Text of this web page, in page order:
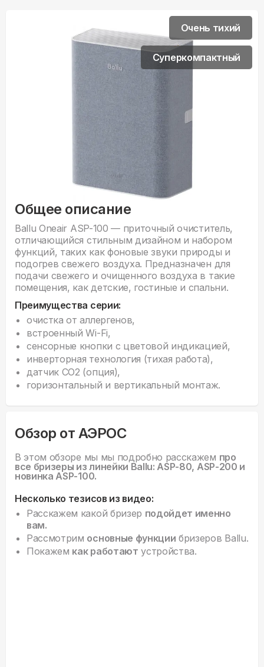
Общее описание
Ballu Oneair ASP-100 — приточный очиститель,
отличающийся стильным дизайном и набором
функций, таких как фоновые звуки природы и
подогрев свежего воздуха. Предназначен для
подачи свежего и очищенного воздуха в такие
помещения, как детские, гостиные и спальни.
Преимущества серии:
очистка от аллергенов,
встроенный Wi-Fi,
сенсорные кнопки с цветовой индикацией,
инверторная технология (тихая работа),
датчик СО2 (опция),
горизонтальный и вертикальный монтаж.
Очень тихий
Суперкомпактный
Обзор от АЭРОС
В этом обзоре мы мы подробно расскажем про
все бризеры из линейки Ballu: ASP-80, ASP-200 и
новинка ASP-100.
Несколько тезисов из видео:
Расскажем какой бризер подойдет именно
вам.
Рассмотрим основные функции бризеров Ballu.
Покажем как работают устройства.